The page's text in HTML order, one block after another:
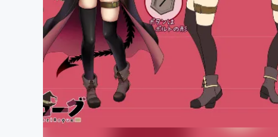
まちづくり・地域活性化